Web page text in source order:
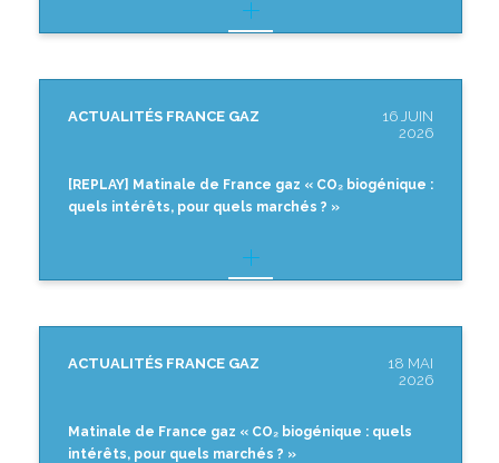
ACTUALITÉS FRANCE GAZ
16 JUIN
2026
[REPLAY] Matinale de France gaz « CO₂ biogénique :
quels intérêts, pour quels marchés ? »
ACTUALITÉS FRANCE GAZ
18 MAI
2026
Matinale de France gaz « CO₂ biogénique : quels
intérêts, pour quels marchés ? »